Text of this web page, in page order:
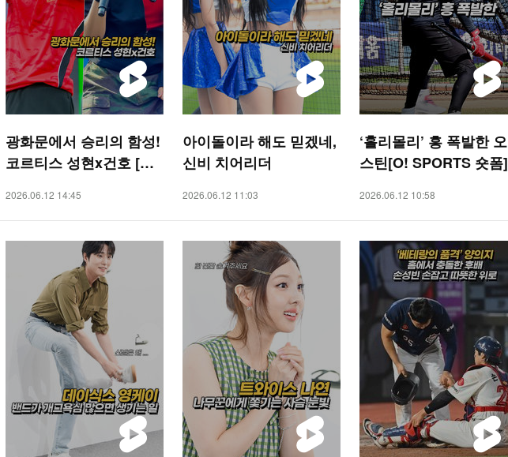
광화문에서 승리의 함성!
코르티스 성현x건호 [O!
2026.06.12 14:45
아이돌이라 해도 믿겠네,
신비 치어리더
2026.06.12 11:03
‘홀리몰리’ 흥 폭발한 오
스틴[O! SPORTS 숏폼]
2026.06.12 10:58